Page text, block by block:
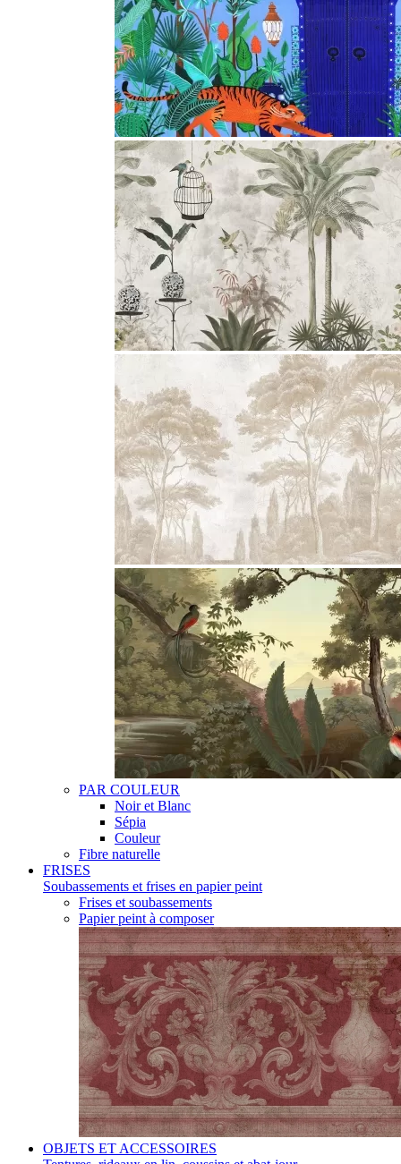
PAR COULEUR
Noir et Blanc
Sépia
Couleur
Fibre naturelle
FRISES
Soubassements et frises en papier peint
Frises et soubassements
Papier peint à composer
OBJETS ET ACCESSOIRES